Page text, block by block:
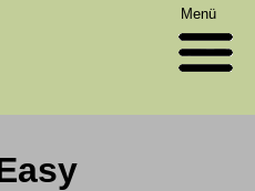
Menü